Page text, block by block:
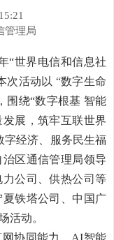
管理局
“世界电信和信息社
次活动以 “数字生命
围绕“数字根基 智能
展，筑牢互联世界
字经济、服务民生福
区通信管理局领导
力公司、供热公司等
铁塔公司、中国广
活动。
协同能力、 AI智能